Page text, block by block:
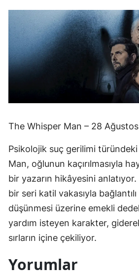
The Whisper Man – 28 Ağustos
Psikolojik suç gerilimi
Man, oğlunun kaçırılmasıyla
bir yazarın hikâyesini
bir seri katil vakasıyla
düşünmesi üzerine emekli
yardım isteyen karakter,
sırların içine çekiliyor.
Yorumlar